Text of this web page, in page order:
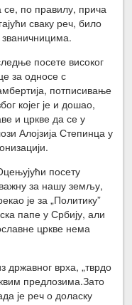
се, по правилу, прича
сваку реч, било
посете високог
за односе с
потписивање
којег је и дошао,
и цркве да се у
Алојзија Степинца у
посету
за нашу земљу,
је за „Политику”
папе у Србију, али
цркве нема
државног врха, „тврдо
предлозима.Зато
је реч о доласку